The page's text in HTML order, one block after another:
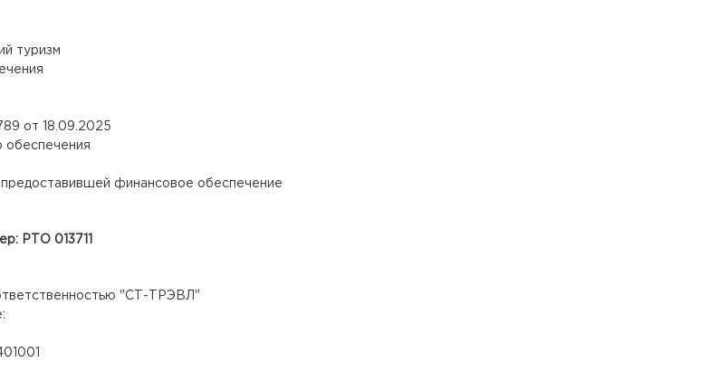
туризм
от 18.09.2025
обеспечения
предоставившей финансовое обеспечение
РТО 013711
"СТ-ТРЭВЛ "